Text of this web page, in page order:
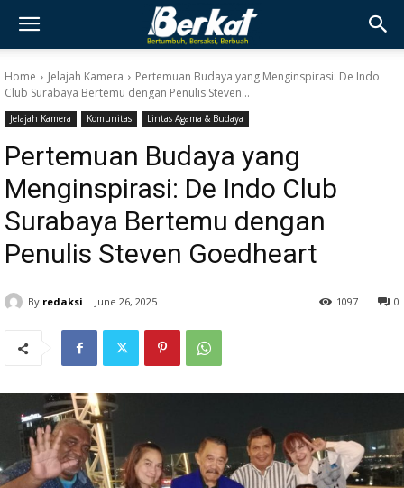
Home Jelajah Kamera
Pertemuan Budaya yang Menginspirasi: De Indo
Club Surabaya Bertemu dengan Penulis Steven...
Jelajah Kamera Komunitas Lintas Agama & Budaya
Pertemuan Budaya yang
Menginspirasi: De Indo Club
Surabaya Bertemu dengan
Penulis Steven Goedheart
By redaksi June 26, 2025 0
1097